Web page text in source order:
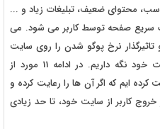
محتوای ضعیف، تبلیغات زیاد و ...
سریع صفحه توسط کاربر می شود. می
تاثیرگذار نرخ پوگو شدن را روی سایت
خود کاهش دهیم و کاربر را در سایت خود نگه داریم. در ادامه 11 مورد از
کرده ایم که اگر آن ها را رعایت کرده و
خروج کاربر از سایت خود، تا حد زیادی